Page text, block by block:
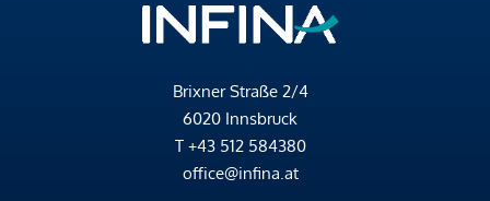
Brixner Straße 2/4
6020 Innsbruck
T +43 512 584380
office@infina.at